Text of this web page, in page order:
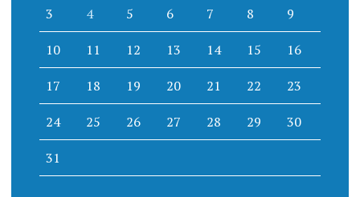
3 4 5 6 7 8 9
10 11 12 13 14 15 16
17 18 19 20 21 22 23
24 25 26 27 28 29 30
31